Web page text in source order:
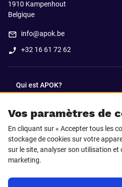
Vos paramètres de
En cliquant sur « Accepter tous les
stockage de cookies sur votre
sur le site, analyser son utilisation
marketing.
1910 Kampenhout
Belgique
info@apok.be
+32 16 61 72 62
Qui est APOK?
SUIVEZ-NOUS SUR
Facebook